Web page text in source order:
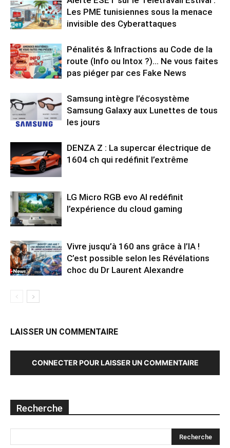
Les PME tunisiennes sous la menace
invisible des Cyberattaques
Pénalités & Infractions au Code de la
route (Info ou Intox ?)… Ne vous faites
pas piéger par ces Fake News
Samsung intègre l’écosystème
Samsung Galaxy aux Lunettes de tous
les jours
DENZA Z : La supercar électrique de
1604 ch qui redéfinit l’extrême
LG Micro RGB evo AI redéfinit
l’expérience du cloud gaming
Vivre jusqu’à 160 ans grâce à l’IA !
C’est possible selon les Révélations
choc du Dr Laurent Alexandre
LAISSER UN COMMENTAIRE
CONNECTER POUR LAISSER UN COMMENTAIRE
Recherche